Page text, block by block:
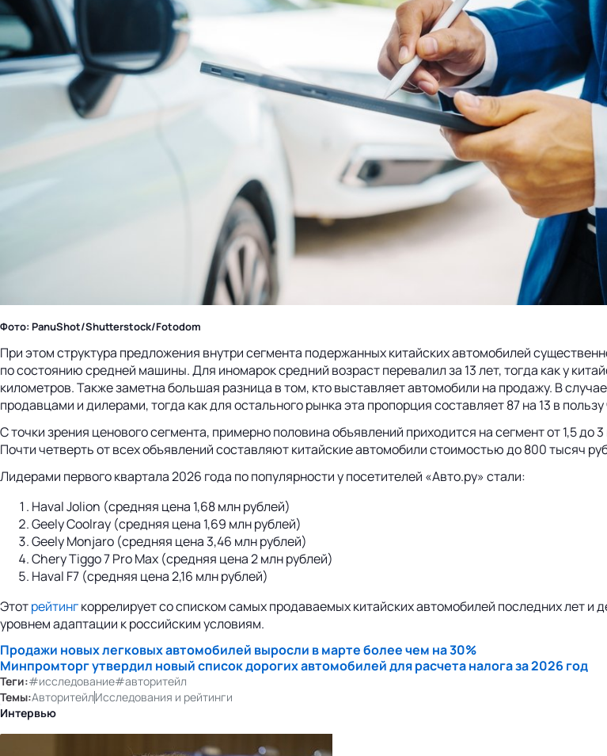
Фото: PanuShot/Shutterstock/Fotodom
При этом структура предложения внутри сегмента подержанных китайских автомобилей
по состоянию средней машины. Для иномарок средний возраст перевалил за 13 лет, тогда как у
километров. Также заметна большая разница в том, кто выставляет автомобили на продажу. В
продавцами и дилерами, тогда как для остального рынка эта пропорция составляет 87 на 13 в
С точки зрения ценового сегмента, примерно половина объявлений приходится на сегмент от 1,5
Почти четверть от всех объявлений составляют китайские автомобили стоимостью до 800 тысяч
Лидерами первого квартала 2026 года по популярности у посетителей «Авто.ру» стали:
Haval Jolion (средняя цена 1,68 млн рублей)
Geely Coolray (средняя цена 1,69 млн рублей)
Geely Monjaro (средняя цена 3,46 млн рублей)
Chery Tiggo 7 Pro Max (средняя цена 2 млн рублей)
Haval F7 (средняя цена 2,16 млн рублей)
Этотрейтингкоррелирует со списком самых продаваемых китайских автомобилей последних лет
уровнем адаптации к российским условиям.
Продажи новых легковых автомобилей выросли в марте более чем на 30%
Минпромторг утвердил новый список дорогих автомобилей для расчета налога за 2026 год
Теги:#исследование#авторитейл
Темы:АвторитейлИсследования и рейтинги
Интервью